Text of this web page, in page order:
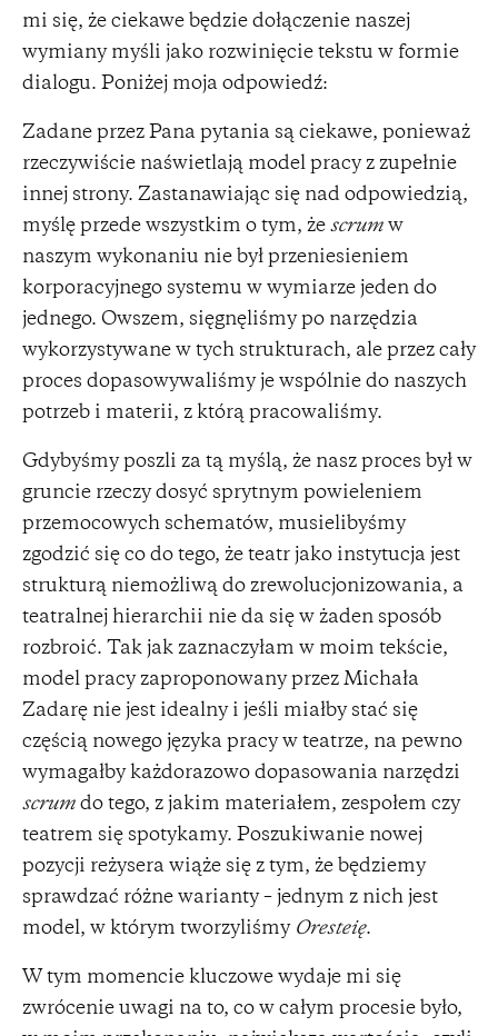
mi się, że ciekawe będzie dołączenie naszej
wymiany myśli jako rozwinięcie tekstu w formie
dialogu. Poniżej moja odpowiedź:
Zadane przez Pana pytania są ciekawe, ponieważ
rzeczywiście naświetlają model pracy z zupełnie
innej strony. Zastanawiając się nad odpowiedzią,
myślę przede wszystkim o tym, że scrum w
naszym wykonaniu nie był przeniesieniem
korporacyjnego systemu w wymiarze jeden do
jednego. Owszem, sięgnęliśmy po narzędzia
wykorzystywane w tych strukturach, ale przez cały
proces dopasowywaliśmy je wspólnie do naszych
potrzeb i materii, z którą pracowaliśmy.
Gdybyśmy poszli za tą myślą, że nasz proces był w
gruncie rzeczy dosyć sprytnym powieleniem
przemocowych schematów, musielibyśmy
zgodzić się co do tego, że teatr jako instytucja jest
strukturą niemożliwą do zrewolucjonizowania, a
teatralnej hierarchii nie da się w żaden sposób
rozbroić. Tak jak zaznaczyłam w moim tekście,
model pracy zaproponowany przez Michała
Zadarę nie jest idealny i jeśli miałby stać się
częścią nowego języka pracy w teatrze, na pewno
wymagałby każdorazowo dopasowania narzędzi
scrum do tego, z jakim materiałem, zespołem czy
teatrem się spotykamy. Poszukiwanie nowej
pozycji reżysera wiąże się z tym, że będziemy
sprawdzać różne warianty – jednym z nich jest
model, w którym tworzyliśmy Oresteię.
W tym momencie kluczowe wydaje mi się
zwrócenie uwagi na to, co w całym procesie było,